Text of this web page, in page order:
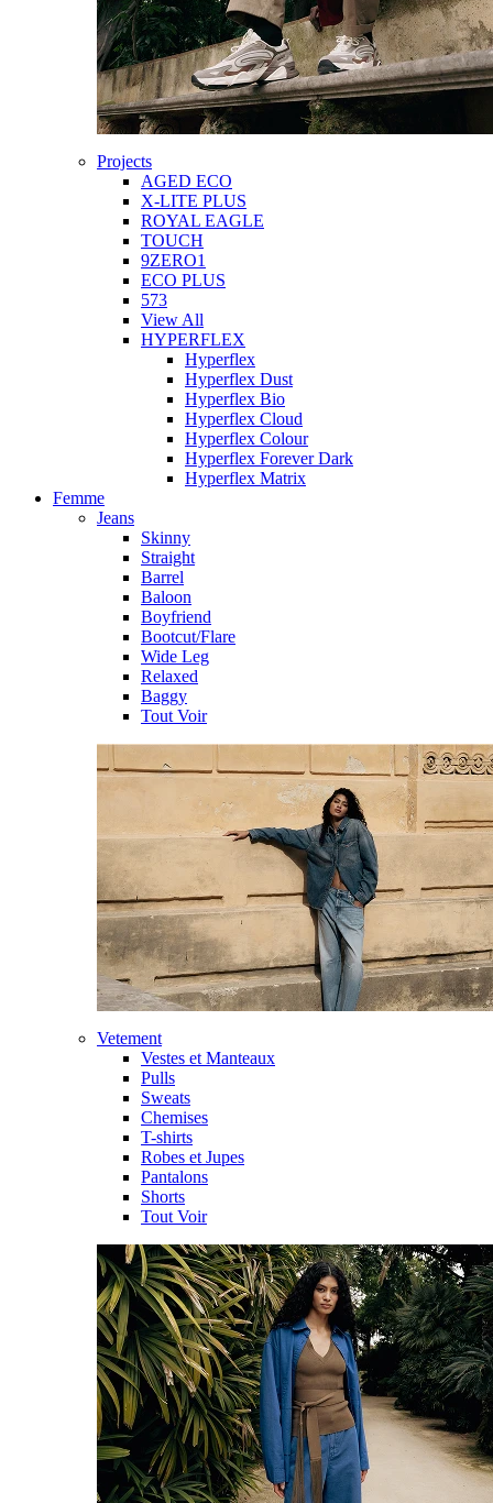
Projects
AGED ECO
X-LITE PLUS
ROYAL EAGLE
TOUCH
9ZERO1
ECO PLUS
573
View All
HYPERFLEX
Hyperflex
Hyperflex Dust
Hyperflex Bio
Hyperflex Cloud
Hyperflex Colour
Hyperflex Forever Dark
Hyperflex Matrix
Femme
Jeans
Skinny
Straight
Barrel
Baloon
Boyfriend
Bootcut/Flare
Wide Leg
Relaxed
Baggy
Tout Voir
Vetement
Vestes et Manteaux
Pulls
Sweats
Chemises
T-shirts
Robes et Jupes
Pantalons
Shorts
Tout Voir